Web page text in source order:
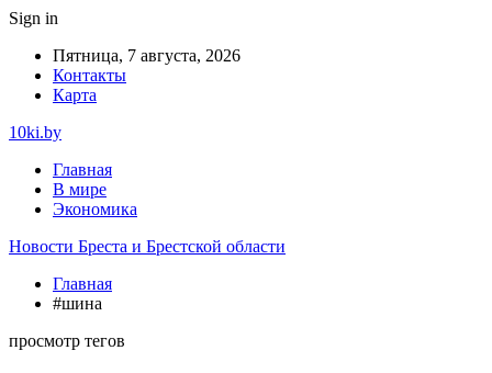
Sign in
Пятница, 7 августа, 2026
Контакты
Карта
10ki.by
Главная
В мире
Экономика
Новости Бреста и Брестской области
Главная
#шина
просмотр тегов